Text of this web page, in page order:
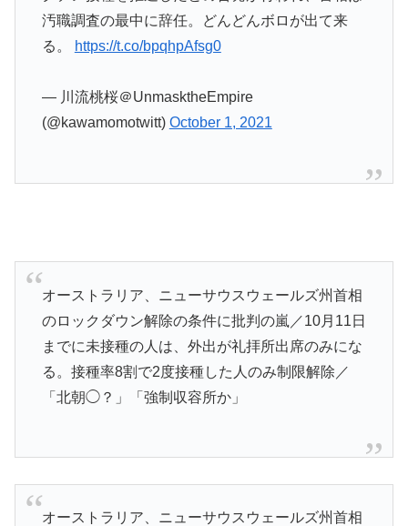
汚職調査の最中に辞任。どんどんボロが出て来
る。
https://t.co/bpqhpAfsg0
— 川流桃桜＠UnmasktheEmpire
(@kawamomotwitt) October 1, 2021
オーストラリア、ニューサウスウェールズ州首相
のロックダウン解除の条件に批判の嵐／10月11日
までに未接種の人は、外出が礼拝所出席のみにな
る。接種率8割で2度接種した人のみ制限解除／
「北朝◯？」「強制収容所か」
オーストラリア、ニューサウスウェールズ州首相